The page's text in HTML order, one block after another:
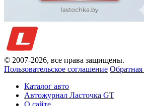
© 2007-2026, все права защищены.
Пользовательское соглашение Обратная
Каталог авто
Автожурнал Ласточка GT
О сайте